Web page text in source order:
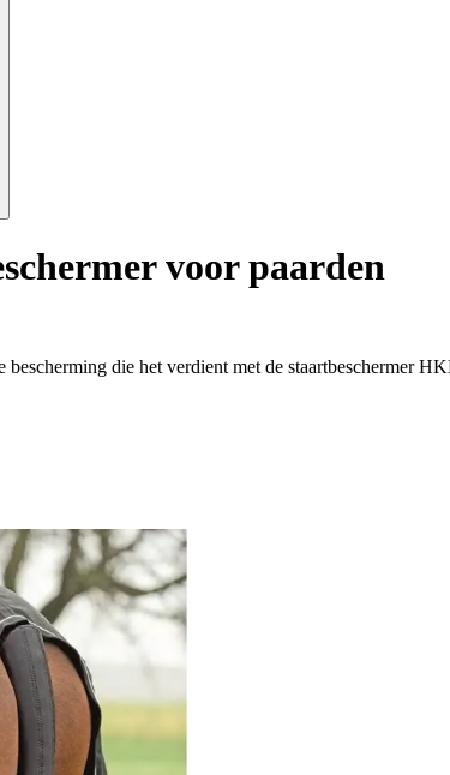
voor paarden
die het verdient met de staartbeschermer